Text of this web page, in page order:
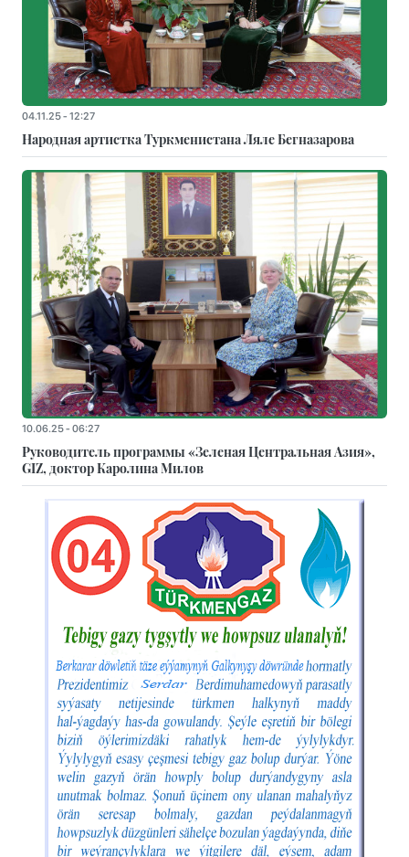
04.11.25 - 12:27
Народная артистка Туркменистана Ляле Бегназарова
10.06.25 - 06:27
Руководитель программы «Зеленая Центральная Азия»,
GIZ, доктор Каролина Милов